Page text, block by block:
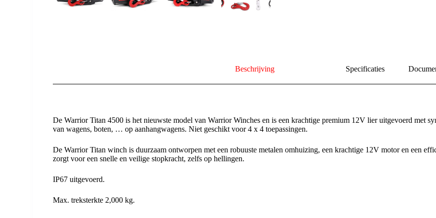
Beschrijving Specificaties
De Warrior Titan 4500 is het nieuwste model van Warrior Winches en is een krachtige premium 12V lier uitgevoerd met
van wagens, boten, … op aanhangwagens. Niet geschikt voor 4 x 4 toepassingen.
De Warrior Titan winch is duurzaam ontworpen met een robuuste metalen omhuizing, een krachtige 12V motor en een
zorgt voor een snelle en veilige stopkracht, zelfs op hellingen.
IP67 uitgevoerd.
Max. treksterkte 2,000 kg.